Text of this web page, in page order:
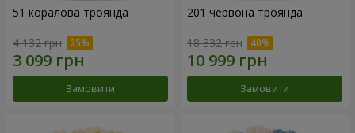
51 коралова троянда
4 132 грн
Замовити
201 червона троянда
18 332 грн
Замовити